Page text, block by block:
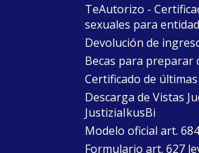
TeAutorizo -
sexuales para
Devolución de
Becas para preparar
Certificado de
Descarga de Vistas
JustiziaIkusBi
Modelo oficial art.
Formulario art. 627